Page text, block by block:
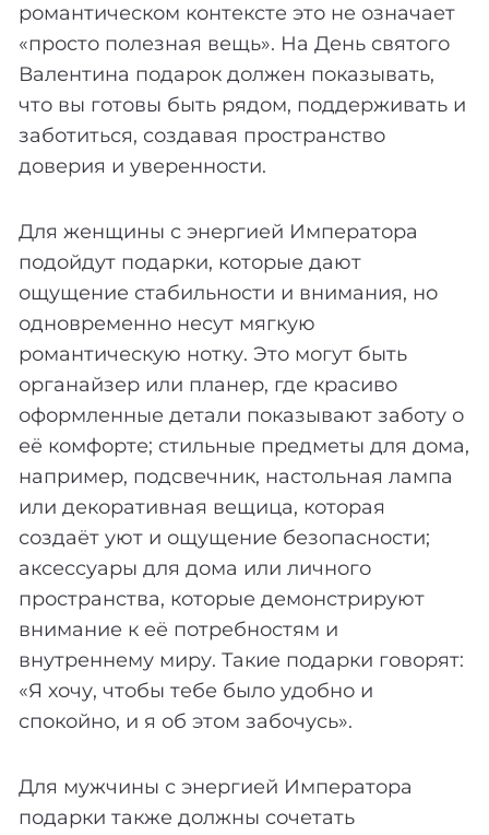
романтическом контексте это не означает
«просто полезная вещь». На День святого
Валентина подарок должен показывать,
что вы готовы быть рядом, поддерживать и
заботиться, создавая пространство
доверия и уверенности.
Для женщины с энергией Императора
подойдут подарки, которые дают
ощущение стабильности и внимания, но
одновременно несут мягкую
романтическую нотку. Это могут быть
органайзер или планер, где красиво
оформленные детали показывают заботу о
её комфорте; стильные предметы для дома,
например, подсвечник, настольная лампа
или декоративная вещица, которая
создаёт уют и ощущение безопасности;
аксессуары для дома или личного
пространства, которые демонстрируют
внимание к её потребностям и
внутреннему миру. Такие подарки говорят:
«Я хочу, чтобы тебе было удобно и
спокойно, и я об этом забочусь».
Для мужчины с энергией Императора
подарки также должны сочетать